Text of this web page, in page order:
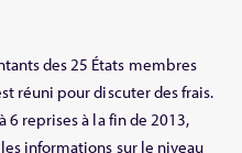
des 25 États membres
réuni pour discuter des frais.
6 reprises à la fin de 2013,
informations sur le niveau